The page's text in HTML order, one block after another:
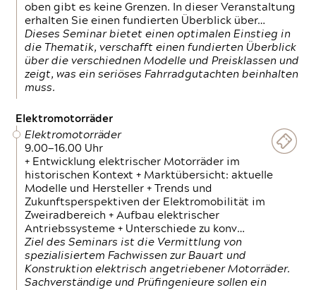
oben gibt es keine Grenzen. In dieser Veranstaltung
erhalten Sie einen fundierten Überblick über…
Dieses Seminar bietet einen optimalen Einstieg in
die Thematik, verschafft einen fundierten Überblick
über die verschiednen Modelle und Preisklassen und
zeigt, was ein seriöses Fahrradgutachten beinhalten
muss.
Elektromotorräder
Elektromotorräder
9.00—16.00 Uhr
+ Entwicklung elektrischer Motorräder im
historischen Kontext + Marktübersicht: aktuelle
Modelle und Hersteller + Trends und
Zukunftsperspektiven der Elektromobilität im
Zweiradbereich + Aufbau elektrischer
Antriebssysteme + Unterschiede zu konv…
Ziel des Seminars ist die Vermittlung von
spezialisiertem Fachwissen zur Bauart und
Konstruktion elektrisch angetriebener Motorräder.
Sachverständige und Prüfingenieure sollen ein